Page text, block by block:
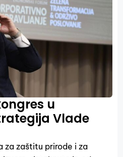
u
Vlade
za zaštitu prirode i za